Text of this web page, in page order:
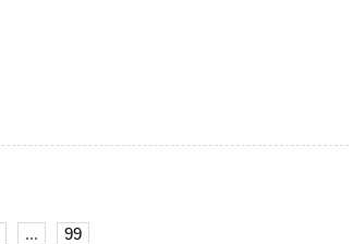
... 99